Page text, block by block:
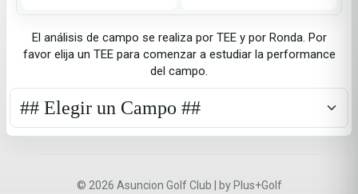
El análisis de campo se realiza por TEE y por Ronda. Por
favor elija un TEE para comenzar a estudiar la performance
del campo.
© 2026 Asuncion Golf Club | by Plus+Golf